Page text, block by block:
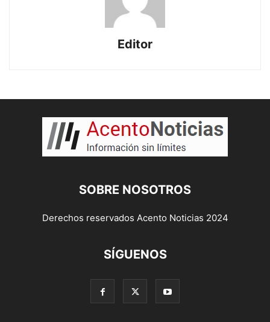
Editor
SOBRE NOSOTROS
Derechos reservados Acento Noticias 2024
SÍGUENOS